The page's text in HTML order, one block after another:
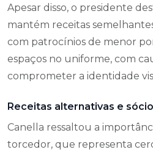
Apesar disso, o presidente
mantém receitas
com patrocínios de menor
espaços no uniforme, com
comprometer a identidade
Receitas alternativas e
Canella ressaltou a
torcedor, que representa